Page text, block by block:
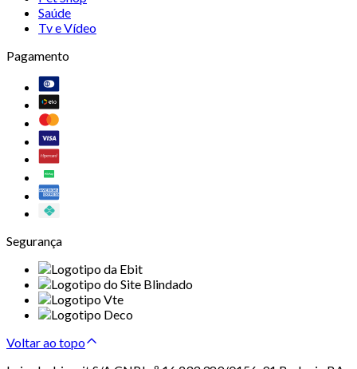
Saúde
Tv e Vídeo
Pagamento
Segurança
Voltar ao topo